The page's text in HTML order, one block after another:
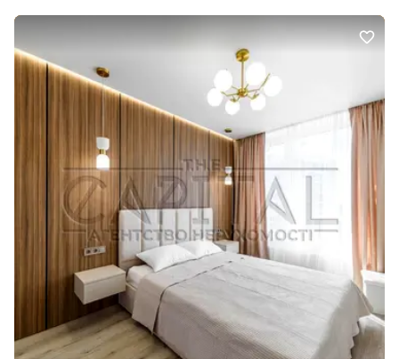
кімнати, для відпочинку, роботи та життя багато місць для
порядок і спокій інтер’єр, який не кричить, а м’яко обіймає Ця
квартира цікава — не шаблонна, не «як у всіх». Вона має характер
і водночас легко підлаштовується під ваш стиль життя. 🌿 ЖК
«Нова Англія» — місце для життя Закрита територія, охорона,
своя інфраструктура, кав’ярні, магазини, школи та садочки
поруч. Метро — у пішій доступності. Тут комфортно жити
сьогодні й спокійно планувати завтра. Це не просто покупка. Це
вибір дому, де буде добре. 📞 Запрошуємо на перегляд —
можливо, саме тут почнеться ваша нова історія.